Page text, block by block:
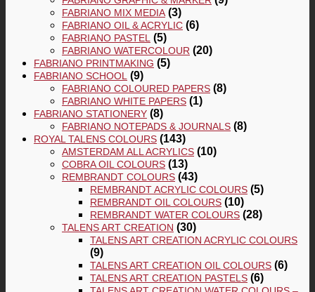
FABRIANO MIX MEDIA (3)
FABRIANO OIL & ACRYLIC (6)
FABRIANO PASTEL (5)
FABRIANO WATERCOLOUR (20)
FABRIANO PRINTMAKING (5)
FABRIANO SCHOOL (9)
FABRIANO COLOURED PAPERS (8)
FABRIANO WHITE PAPERS (1)
FABRIANO STATIONERY (8)
FABRIANO NOTEPADS & JOURNALS (8)
ROYAL TALENS COLOURS (143)
AMSTERDAM ALL ACRYLICS (10)
COBRA OIL COLOURS (13)
REMBRANDT COLOURS (43)
REMBRANDT ACRYLIC COLOURS (5)
REMBRANDT OIL COLOURS (10)
REMBRANDT WATER COLOURS (28)
TALENS ART CREATION (30)
TALENS ART CREATION ACRYLIC COLOURS
(9)
TALENS ART CREATION OIL COLOURS (6)
TALENS ART CREATION PASTELS (6)